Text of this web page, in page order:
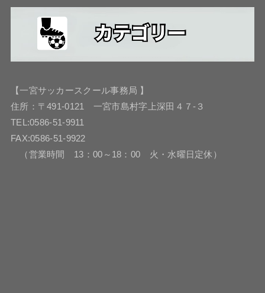
【一宮サッカースクール事務局 】
住所：〒491-0121 一宮市島村字上深田４７-３
TEL:0586-51-9911
FAX:0586-51-9922
（営業時間 13：00～18：00 火・水曜日定休）